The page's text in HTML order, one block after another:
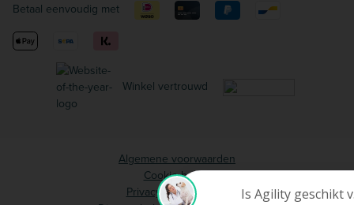
Betaal eenvoudig met
Winkel vertrouwd
Algemene voorwaarden
Cookie beleid
Privacy voorwaarden